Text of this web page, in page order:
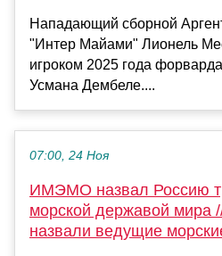
Нападающий сборной
"Интер Майами" Лионель
игроком 2025 года
Усмана Дембеле....
07:00, 24 Ноя
ИМЭМО назвал Россию
морской державой
назвали ведущие